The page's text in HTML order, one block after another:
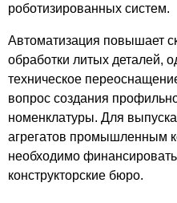
роботизированных систем.
Автоматизация повышает
обработки литых деталей,
техническое
вопрос создания
номенклатуры. Для
агрегатов промышленным
необходимо
конструкторские бюро.